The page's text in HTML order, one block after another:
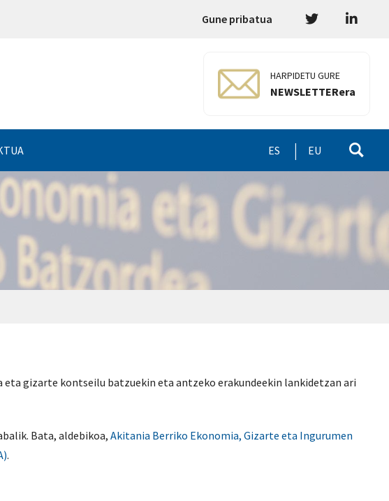
Gune pribatua
HARPIDETU GURE
NEWSLETTERera
ES EU
eta gizarte kontseilu batzuekin eta antzeko erakundeekin lankidetzan ari
Bata, aldebikoa, Akitania Berriko Ekonomia, Gizarte eta Ingurumen
.